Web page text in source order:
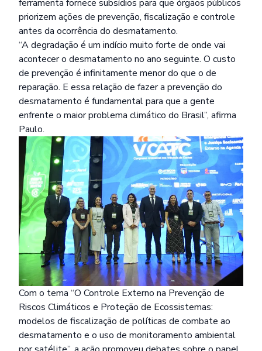
ferramenta fornece subsídios para que órgãos públicos
priorizem ações de prevenção, fiscalização e controle
antes da ocorrência do desmatamento.
“A degradação é um indício muito forte de onde vai
acontecer o desmatamento no ano seguinte. O custo
de prevenção é infinitamente menor do que o de
reparação. E essa relação de fazer a prevenção do
desmatamento é fundamental para que a gente
enfrente o maior problema climático do Brasil”, afirma
Paulo.
Com o tema “O Controle Externo na Prevenção de
Riscos Climáticos e Proteção de Ecossistemas:
modelos de fiscalização de políticas de combate ao
desmatamento e o uso de monitoramento ambiental